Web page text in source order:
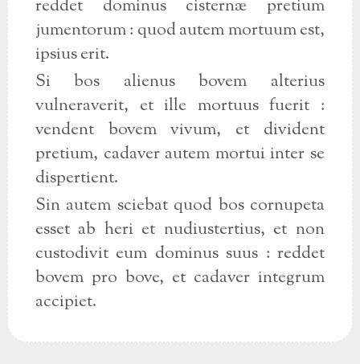
reddet dominus cisternæ pretium
jumentorum : quod autem mortuum est,
ipsius erit.
Si bos alienus bovem alterius
vulneraverit, et ille mortuus fuerit :
vendent bovem vivum, et divident
pretium, cadaver autem mortui inter se
dispertient.
Sin autem sciebat quod bos cornupeta
esset ab heri et nudiustertius, et non
custodivit eum dominus suus : reddet
bovem pro bove, et cadaver integrum
accipiet.